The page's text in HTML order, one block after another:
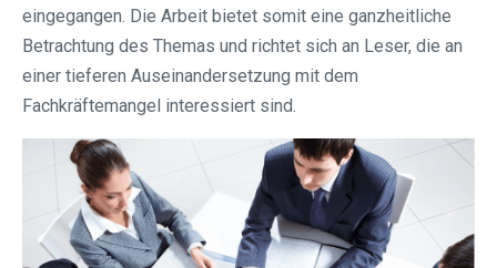
eingegangen. Die Arbeit bietet somit eine ganzheitliche
Betrachtung des Themas und richtet sich an Leser, die an
einer tieferen Auseinandersetzung mit dem
Fachkräftemangel interessiert sind.